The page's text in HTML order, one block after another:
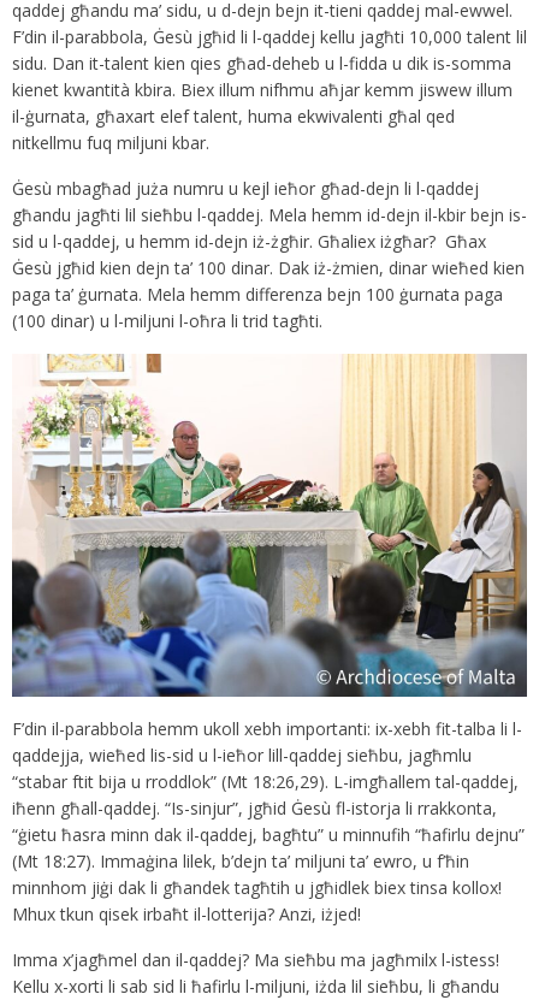
qaddej għandu ma’ sidu, u d-dejn bejn it-tieni qaddej mal-ewwel.
F’din il-parabbola, Ġesù jgħid li l-qaddej kellu jagħti 10,000 talent lil
sidu. Dan it-talent kien qies għad-deheb u l-fidda u dik is-somma
kienet kwantità kbira. Biex illum nifhmu aħjar kemm jiswew illum
il-ġurnata, għaxart elef talent, huma ekwivalenti għal qed
nitkellmu fuq miljuni kbar.
Ġesù mbagħad juża numru u kejl ieħor għad-dejn li l-qaddej
għandu jagħti lil sieħbu l-qaddej. Mela hemm id-dejn il-kbir bejn is-
sid u l-qaddej, u hemm id-dejn iż-żgħir. Għaliex iżgħar? Għax
Ġesù jgħid kien dejn ta’ 100 dinar. Dak iż-żmien, dinar wieħed kien
paga ta’ ġurnata. Mela hemm differenza bejn 100 ġurnata paga
(100 dinar) u l-miljuni l-oħra li trid tagħti.
F’din il-parabbola hemm ukoll xebh importanti: ix-xebh fit-talba li l-
qaddejja, wieħed lis-sid u l-ieħor lill-qaddej sieħbu, jagħmlu
“stabar ftit bija u rroddlok” (Mt 18:26,29). L-imgħallem tal-qaddej,
iħenn għall-qaddej. “Is-sinjur”, jgħid Ġesù fl-istorja li rrakkonta,
“ġietu ħasra minn dak il-qaddej, bagħtu” u minnufih “ħafirlu dejnu”
(Mt 18:27). Immaġina lilek, b’dejn ta’ miljuni ta’ ewro, u f’ħin
minnhom jiġi dak li għandek tagħtih u jgħidlek biex tinsa kollox!
Mhux tkun qisek irbaħt il-lotterija? Anzi, iżjed!
Imma x’jagħmel dan il-qaddej? Ma sieħbu ma jagħmilx l-istess!
Kellu x-xorti li sab sid li ħafirlu l-miljuni, iżda lil sieħbu, li għandu